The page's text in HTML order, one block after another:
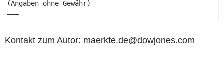
(Angaben ohne Gewähr)
===
Kontakt zum Autor: maerkte.de@dowjones.com